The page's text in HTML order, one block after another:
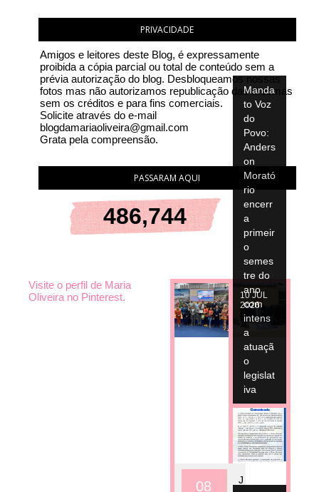
PRIVACIDADE
Amigos e leitores deste Blog, é expressamente
proibida a cópia parcial ou total de conteúdo sem a
prévia autorização do blog. Desbloqueamos nossas
fotos mas não autorizamos republicação das mesmas
sem os créditos e para fins comerciais.
Solicite através do e-mail
blogdamariaoliveira@gmail.com
Grata pela compreensão.
PASSARAM AQUI
486,744
Visite o perfil de Maria
Oliveira no Pinterest.
J
08
Manda
to Voz
do
Povo:
Anders
on
Morató
rio
encerr
a
primeir
o
semes
tre do
ano
com
intens
a
atuaçã
o
legislat
iva
10 JUL
2026
10 JUL
2026